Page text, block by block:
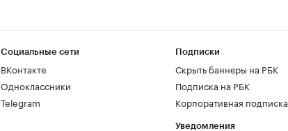
Социальные сети
ВКонтакте
Одноклассники
Telegram
Подписки
Скрыть баннеры на РБК
Подписка на РБК
Корпоративная подписка
Уведомления